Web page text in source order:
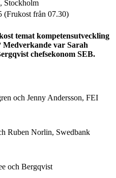
Stockholm
(Frukost från 07.30)
temat kompetensutveckling
var Sarah
chefsekonom SEB.
och Jenny Andersson, FEI
Ruben Norlin, Swedbank
och Bergqvist